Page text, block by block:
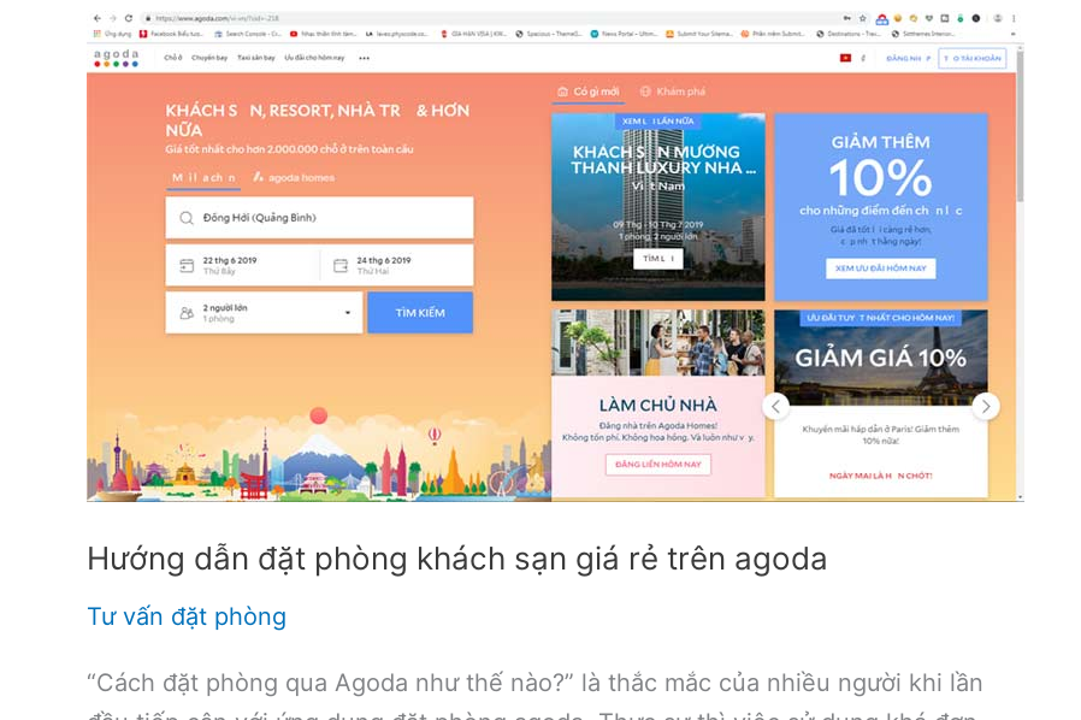
có
đảm
không?
Hướng dẫn đặt phòng khách sạn giá rẻ trên agoda
Tư vấn đặt phòng
“Cách đặt phòng qua Agoda như thế nào?” là thắc mắc của nhiều người khi lần